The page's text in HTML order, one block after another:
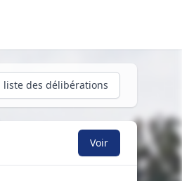
liste des délibérations
Voir